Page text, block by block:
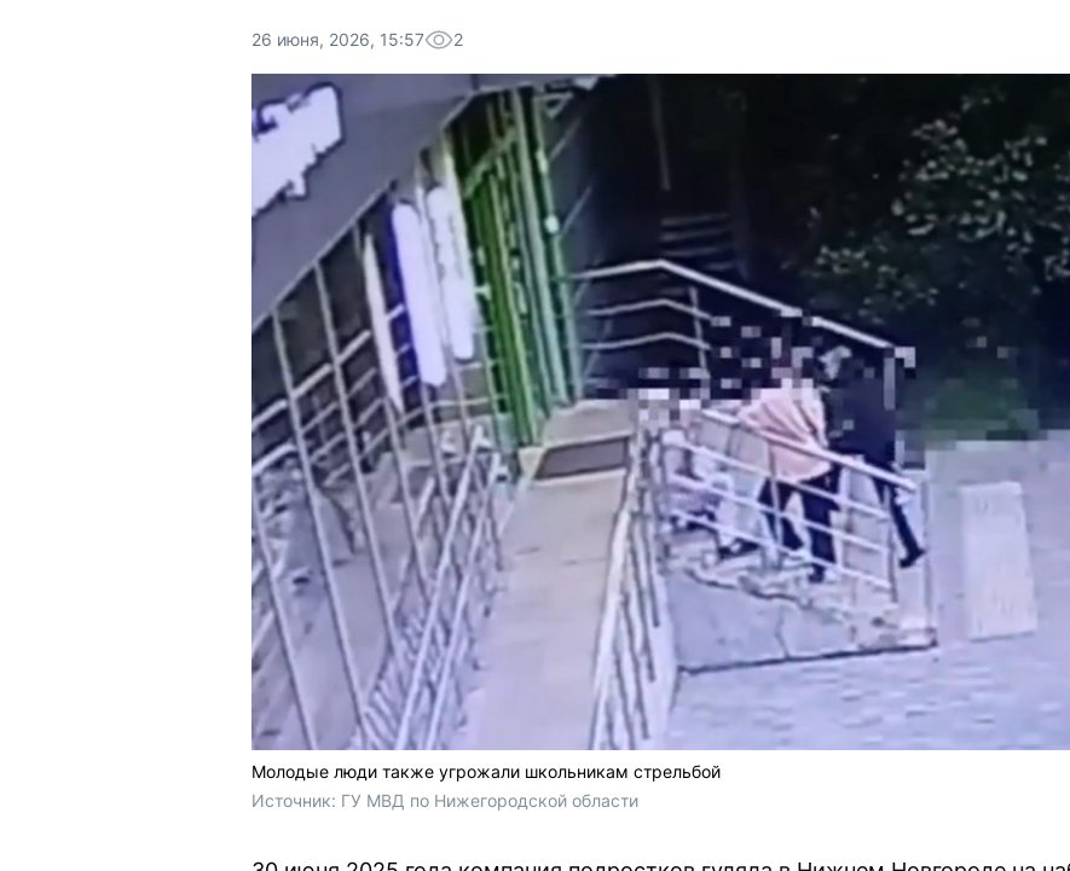
26 июня, 2026, 15:57 2
Молодые люди также угрожали школьникам стрельбой
Источник: ГУ МВД по Нижегородской области